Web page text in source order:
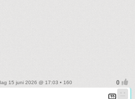
15 juni 2026 @ 17:03 • 160